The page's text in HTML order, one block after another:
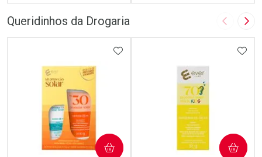
Queridinhos da Drogaria Imagem
ADICIONAR AOS FAVORITOS
COMPRAR COMPRAR